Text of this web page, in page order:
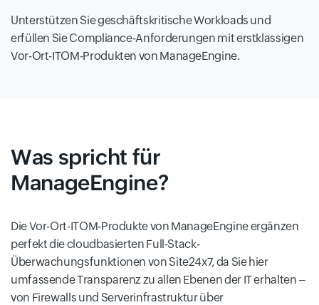
Unterstützen Sie geschäftskritische Workloads und
erfüllen Sie Compliance-Anforderungen mit erstklassigen
Vor-Ort-ITOM-Produkten von ManageEngine.
Was spricht für
ManageEngine?
Die Vor-Ort-ITOM-Produkte von ManageEngine ergänzen
perfekt die cloudbasierten Full-Stack-
Überwachungsfunktionen von Site24x7, da Sie hier
umfassende Transparenz zu allen Ebenen der IT erhalten –
von Firewalls und Serverinfrastruktur über